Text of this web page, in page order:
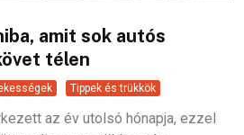
amit sok autós
télen
Tippek és trükkök
az év utolsó hónapja, ezzel